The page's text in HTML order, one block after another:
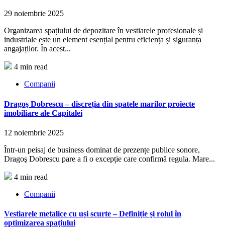
29 noiembrie 2025
Organizarea spațiului de depozitare în vestiarele profesionale și
industriale este un element esențial pentru eficiența și siguranța
angajaților. În acest...
4 min read
Companii
Dragoş Dobrescu – discreția din spatele marilor proiecte
imobiliare ale Capitalei
12 noiembrie 2025
Într-un peisaj de business dominat de prezențe publice sonore,
Dragoş Dobrescu pare a fi o excepție care confirmă regula. Mare...
4 min read
Companii
Vestiarele metalice cu uși scurte – Definiție și rolul în
optimizarea spațiului